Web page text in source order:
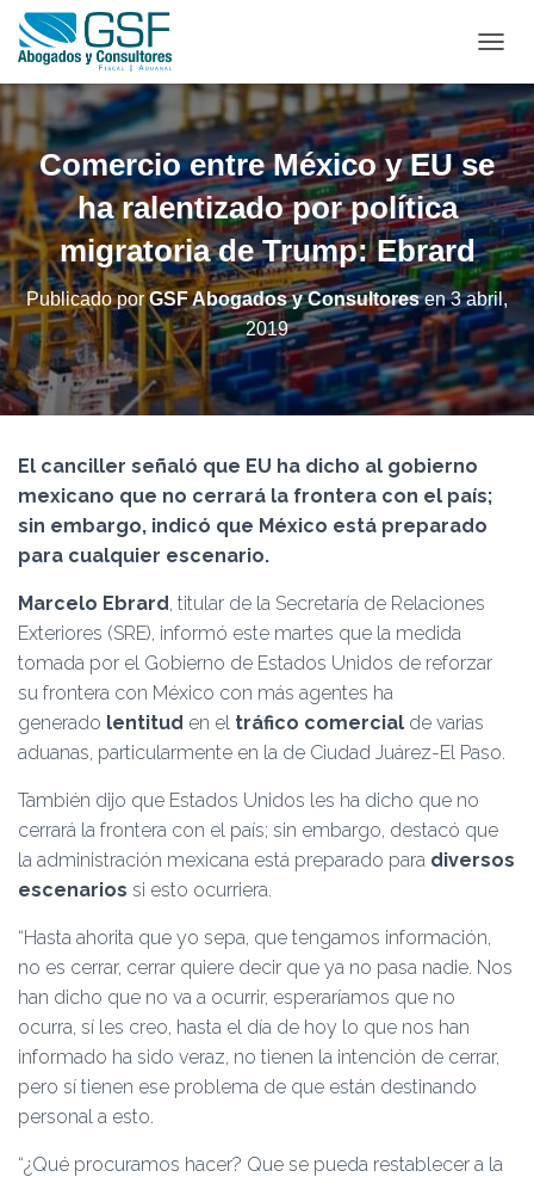
A
M
B
I
A
R
M
O
D
D
E
N
A
V
C
Comercio entre México y EU se
ha ralentizado por política
migratoria de Trump: Ebrard
Publicado porGSF Abogados y Consultoresen3 abril,
2019
El canciller señaló que EU ha dicho al gobierno
mexicano que no cerrará la frontera con el país;
sin embargo, indicó que México está preparado
para cualquier escenario.
Marcelo Ebrard, titular de la Secretaría de Relaciones
Exteriores (SRE), informó este martes que la medida
tomada por el Gobierno de Estados Unidos de reforzar
su frontera con México con más agentes ha
generado lentitud en el tráfico comercial de varias
aduanas, particularmente en la de Ciudad Juárez-El Paso.
También dijo que Estados Unidos les ha dicho que no
cerrará la frontera con el país; sin embargo, destacó que
la administración mexicana está preparado para diversos
escenarios si esto ocurriera.
“Hasta ahorita que yo sepa, que tengamos información,
no es cerrar, cerrar quiere decir que ya no pasa nadie. Nos
han dicho que no va a ocurrir, esperaríamos que no
ocurra, sí les creo, hasta el día de hoy lo que nos han
informado ha sido veraz, no tienen la intención de cerrar,
pero sí tienen ese problema de que están destinando
personal a esto.
“¿Qué procuramos hacer? Que se pueda restablecer a la